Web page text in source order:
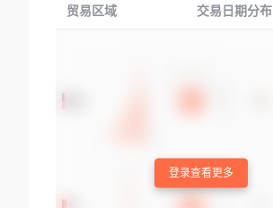
贸易区域 交易日期分布
登录查看更多